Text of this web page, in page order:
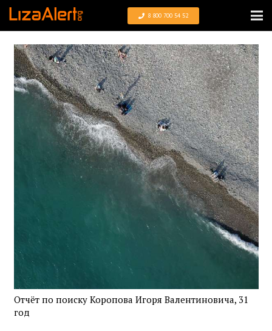
8 800 700 54 52
Отчёт по поиску Коропова Игоря Валентиновича, 31
год